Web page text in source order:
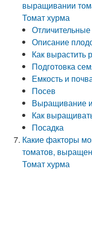
выращивании
Томат хурма
Описание
Как вырастить
Подготовка
Емкость и
Посев
Выращивание
Как
Посадка
Какие факторы
томатов,
Томат хурма